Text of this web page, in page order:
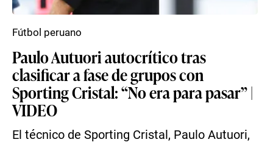
Paulo Autuori autocrítico tras
clasificar a fase de grupos con
Sporting Cristal: “No era para pasar” |
VIDEO
El técnico de Sporting Cristal, Paulo Autuori,
Fútbol peruano